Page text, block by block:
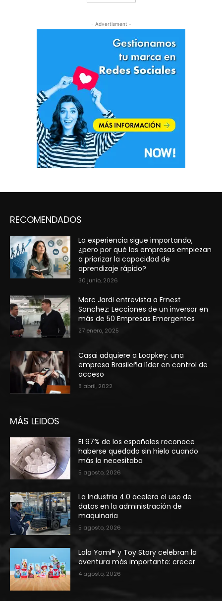
- Advertisment -
RECOMENDADOS
La experiencia sigue importando,
¿pero por qué las empresas empiezan
a priorizar la capacidad de
aprendizaje rápido?
30 junio, 2026
Marc Jardi entrevista a Ernest
Sanchez: Lecciones de un inversor en
más de 50 Empresas Emergentes
27 enero, 2025
Casai adquiere a Loopkey: una
empresa Brasileña líder en control de
acceso
8 abril, 2022
MÁS LEIDOS
El 97% de los españoles reconoce
haberse quedado sin hielo cuando
más lo necesitaba
5 agosto, 2026
La Industria 4.0 acelera el uso de
datos en la administración de
maquinaria
5 agosto, 2026
Lala Yomi® y Toy Story celebran la
aventura más importante: crecer
4 agosto, 2026